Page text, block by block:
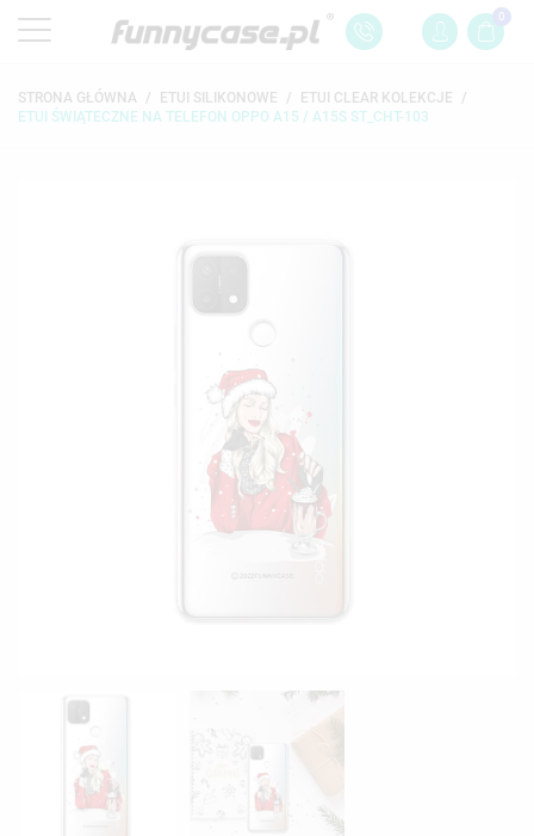
0
STRONA GŁÓWNA ETUI SILIKONOWE
ETUI CLEAR KOLEKCJE
ETUI ŚWIĄTECZNE NA TELEFON OPPO A15 / A15S ST_CHT-103